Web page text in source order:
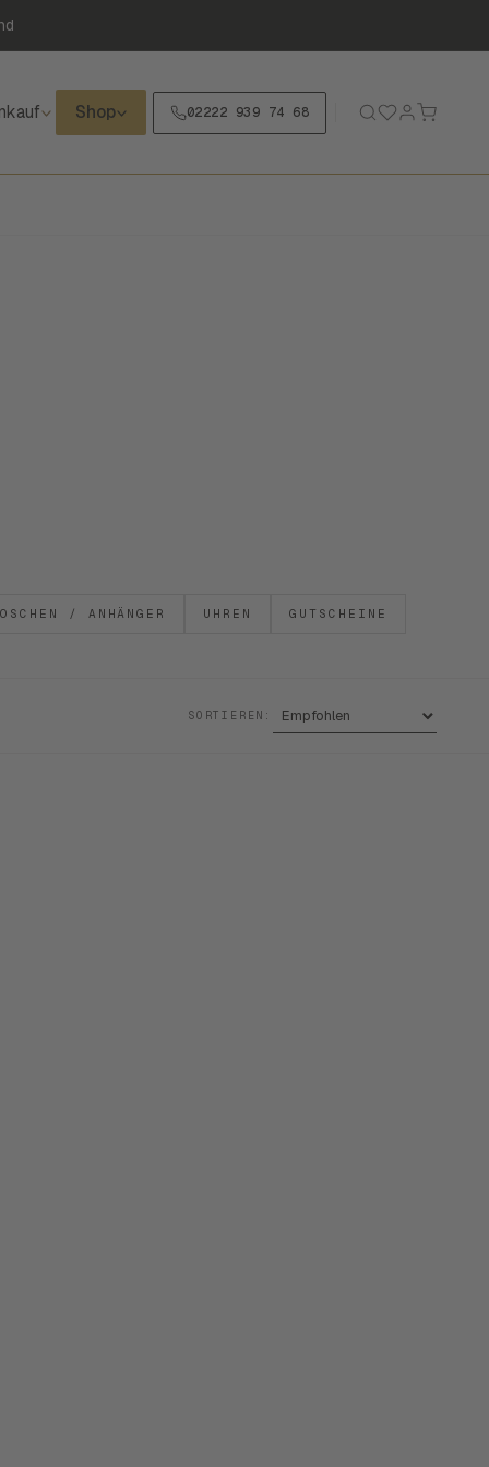
Shop 02222 939 74 68
/ ANHÄNGER UHREN GUTSCHEINE
SORTIEREN: